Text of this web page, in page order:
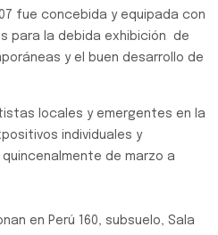
fue concebida y equipada con
para la debida exhibición de
y el buen desarrollo de
locales y emergentes en la
individuales y
de marzo a
en Perú 160, subsuelo, Sala